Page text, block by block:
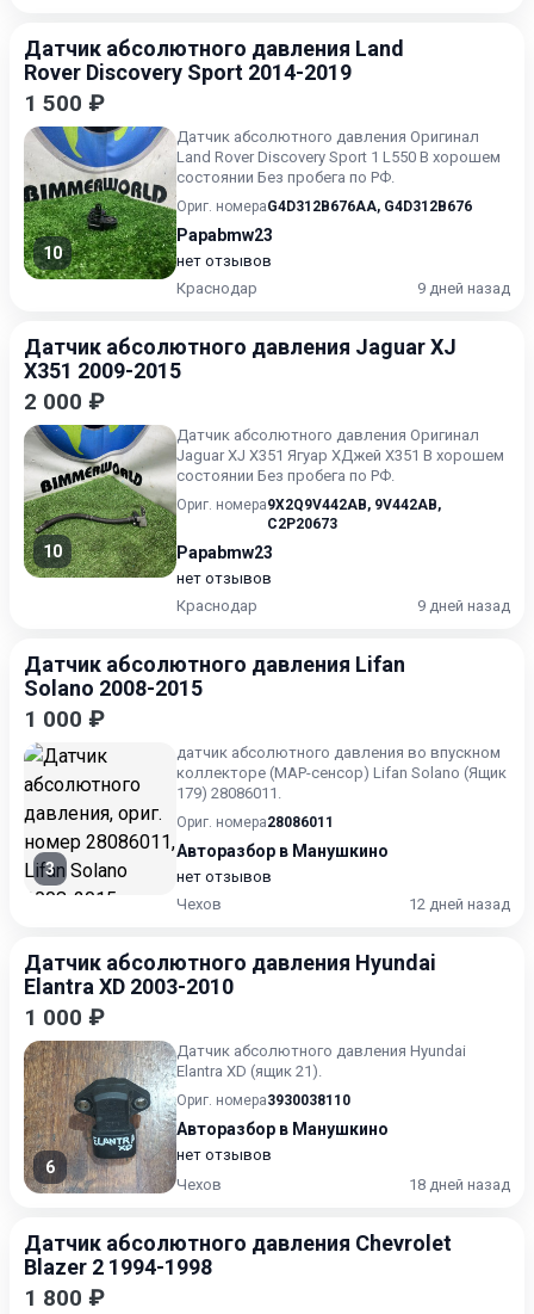
Датчик абсолютного давления Land
Rover Discovery Sport 2014-2019
1 500 ₽
10
Датчик абсолютного давления Оригинал
Land Rover Discovery Sport 1 L550 В хорошем
состоянии Без пробега по РФ.
Ориг. номераG4D312B676AA, G4D312B676
Papabmw23
нет отзывов
Краснодар
9 дней назад
Датчик абсолютного давления Jaguar XJ
X351 2009-2015
2 000 ₽
10
Датчик абсолютного давления Оригинал
Jaguar XJ X351 Ягуар ХДжей Х351 В хорошем
состоянии Без пробега по РФ.
Ориг. номера9X2Q9V442AB, 9V442AB,
C2P20673
Papabmw23
нет отзывов
Краснодар
9 дней назад
Датчик абсолютного давления Lifan
Solano 2008-2015
1 000 ₽
3
датчик абсолютного давления во впускном
коллекторе (MAP-сенсор) Lifan Solano (Ящик
179) 28086011.
Ориг. номера28086011
Авторазбор в Манушкино
нет отзывов
Чехов
12 дней назад
Датчик абсолютного давления Hyundai
Elantra XD 2003-2010
1 000 ₽
6
Датчик абсолютного давления Hyundai
Elantra XD (ящик 21).
Ориг. номера3930038110
Авторазбор в Манушкино
нет отзывов
Чехов
18 дней назад
Датчик абсолютного давления Chevrolet
Blazer 2 1994-1998
1 800 ₽